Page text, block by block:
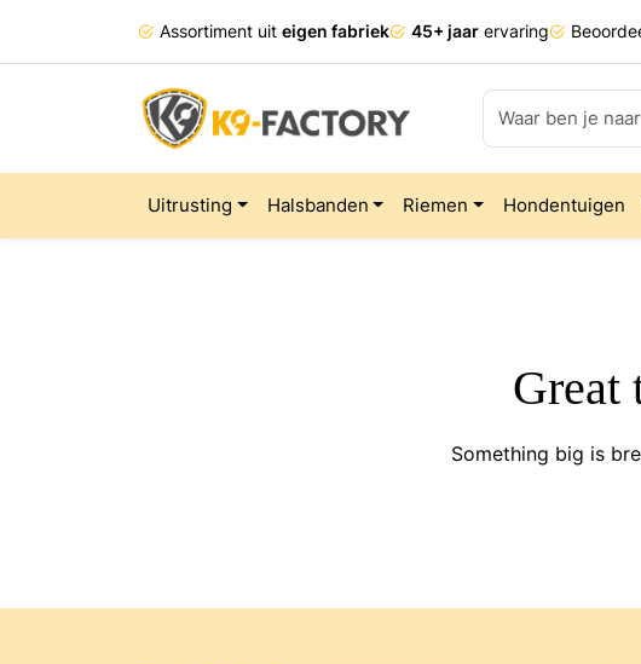
Assortiment uit eigen fabriek 45+ jaar ervaring
Uitrusting Halsbanden Riemen Hondentuigen
Great
Something big is